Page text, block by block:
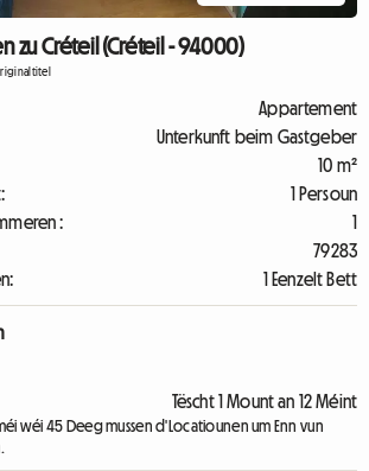
zu Créteil (Créteil - 94000)
Appartement
Unterkunft beim Gastgeber
10 m²
1 Persoun
:
1
79283
1 Eenzelt Bett
Tëscht 1 Mount an 12 Méint
wéi 45 Deeg mussen d'Locatiounen um Enn vun